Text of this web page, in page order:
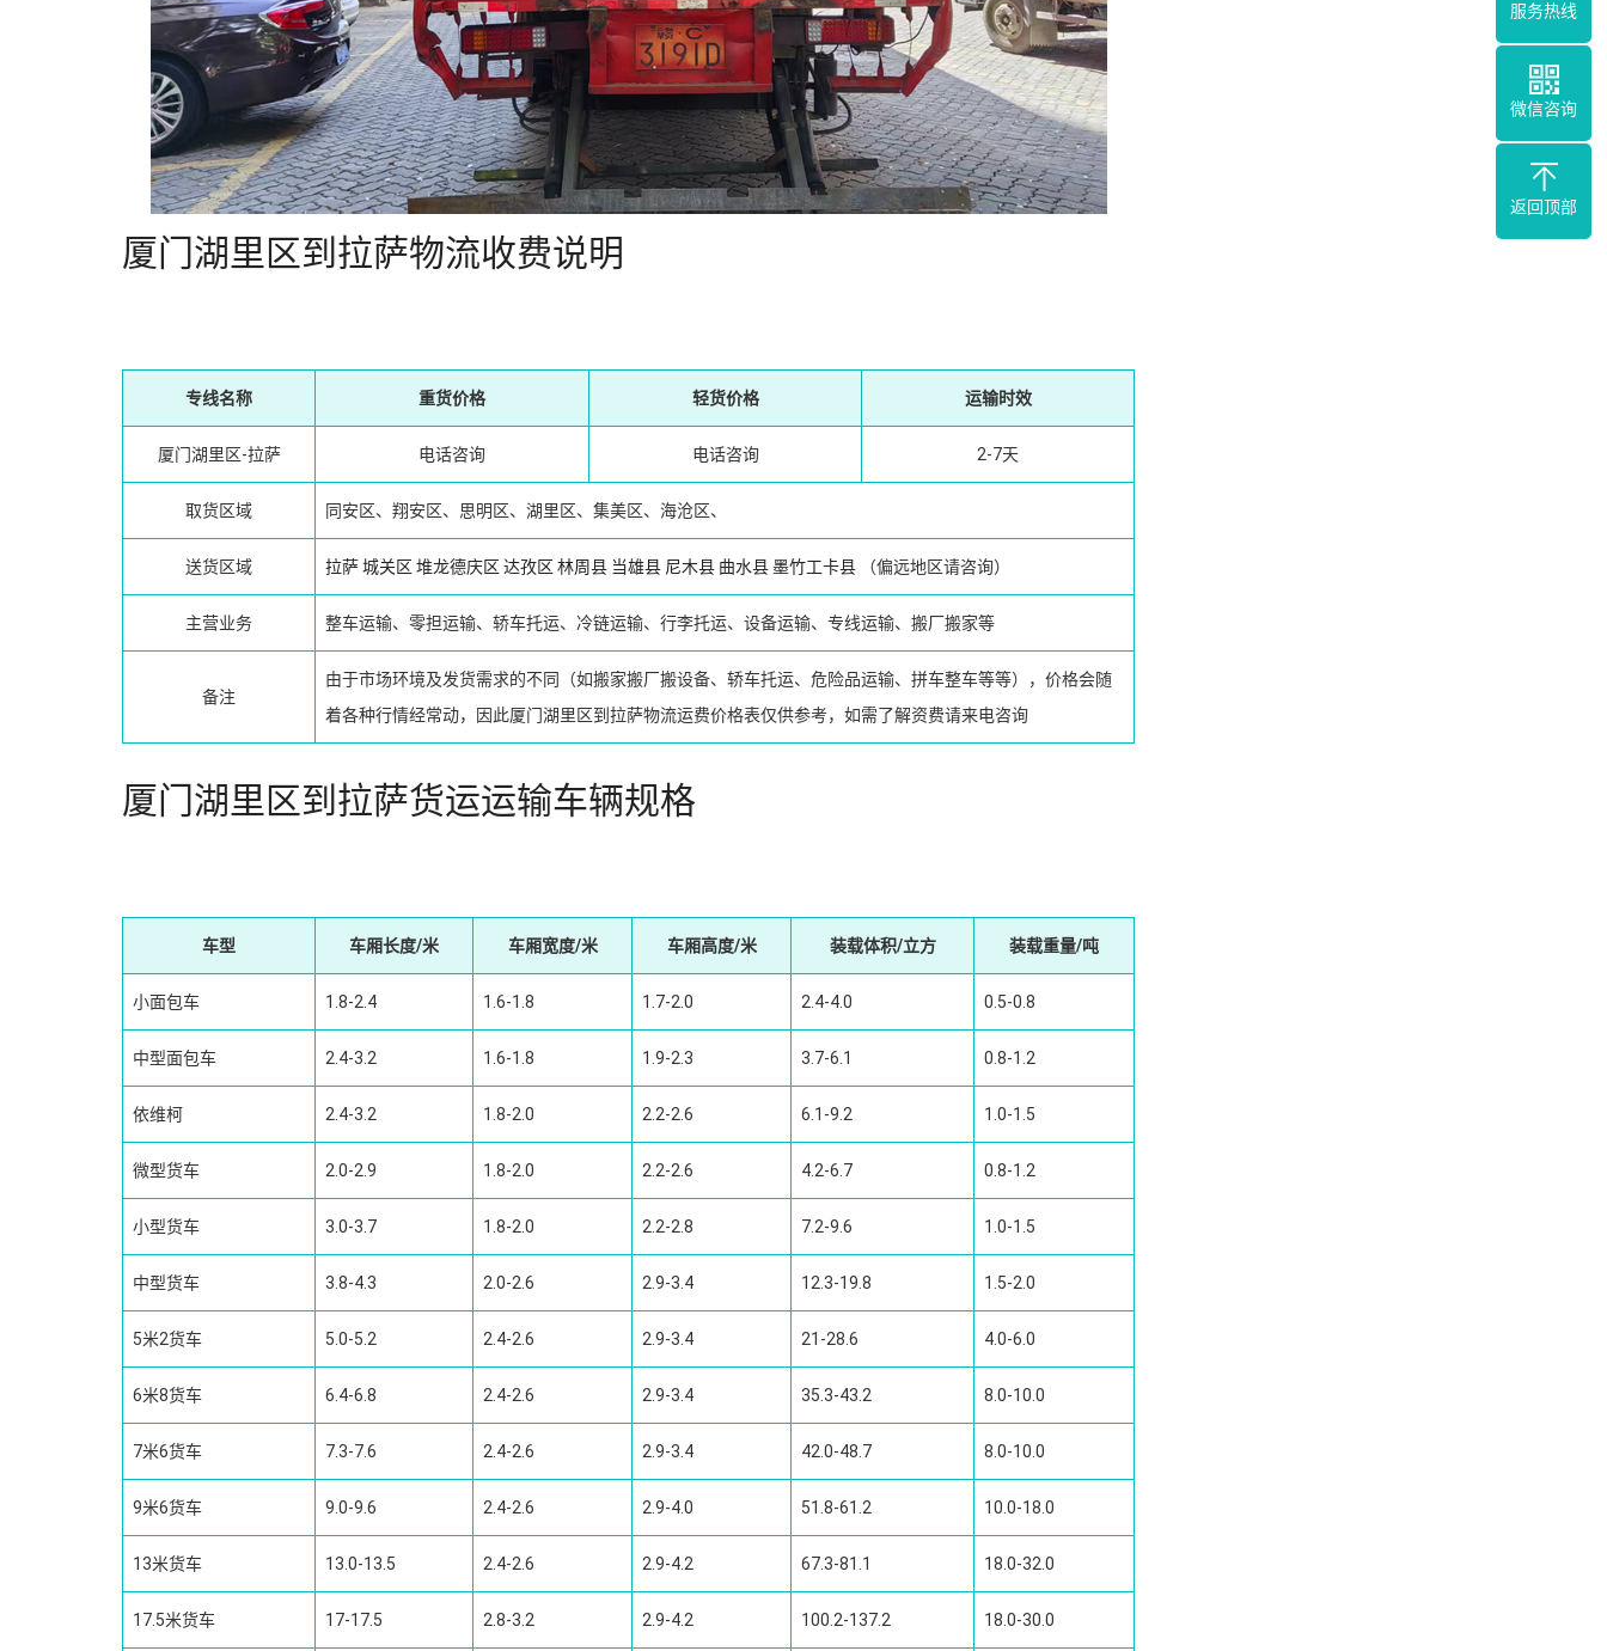
厦门湖里区到拉萨物流收费说明
专线名称 重货价格 轻货价格 运输时效
厦门湖里区-拉萨 电话咨询 电话咨询 2-7天
取货区域 同安区、翔安区、思明区、湖里区、集美区、海沧区、
送货区域 拉萨城关区 堆龙德庆区 达孜区 林周县 当雄县 尼木县 曲水县墨竹工卡县 （偏远地区请咨询）
主营业务 整车运输、零担运输、轿车托运、冷链运输、行李托运、设备运输、专线运输、搬厂搬家等
备注
由于市场环境及发货需求的不同（如搬家搬厂搬设备、轿车托运、危险品运输、拼车整车等等），价格会随
着各种行情经常动，因此厦门湖里区到拉萨物流运费价格表仅供参考，如需了解资费请来电咨询
厦门湖里区到拉萨货运运输车辆规格
车型 车厢长度/米 车厢宽度/米 车厢高度/米 装载体积/立方 装载重量/吨
小面包车 1.8-2.4 1.6-1.8 1.7-2.0 2.4-4.0 0.5-0.8
中型面包车 2.4-3.2 1.6-1.8 1.9-2.3 3.7-6.1 0.8-1.2
依维柯 2.4-3.2 1.8-2.0 2.2-2.6 6.1-9.2 1.0-1.5
微型货车 2.0-2.9 1.8-2.0 2.2-2.6 4.2-6.7 0.8-1.2
小型货车 3.0-3.7 1.8-2.0 2.2-2.8 7.2-9.6 1.0-1.5
中型货车 3.8-4.3 2.0-2.6 2.9-3.4 12.3-19.8 1.5-2.0
5米2货车 5.0-5.2 2.4-2.6 2.9-3.4 21-28.6 4.0-6.0
6米8货车 6.4-6.8 2.4-2.6 2.9-3.4 35.3-43.2 8.0-10.0
7米6货车 7.3-7.6 2.4-2.6 2.9-3.4 42.0-48.7 8.0-10.0
9米6货车 9.0-9.6 2.4-2.6 2.9-4.0 51.8-61.2 10.0-18.0
13米货车 13.0-13.5 2.4-2.6 2.9-4.2 67.3-81.1 18.0-32.0
17.5米货车 17-17.5 2.8-3.2 2.9-4.2 100.2-137.2 18.0-30.0
服务热线
微信咨询
返回顶部